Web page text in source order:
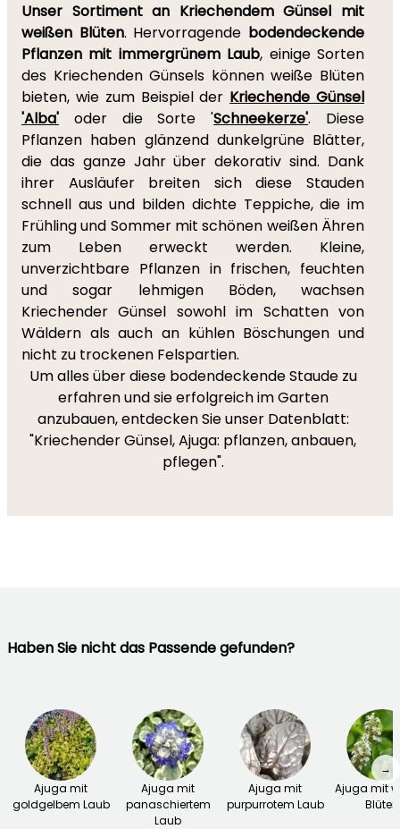
Unser Sortiment an Kriechendem Günsel mit
weißen Blüten. Hervorragende bodendeckende
Pflanzen mit immergrünem Laub, einige Sorten
des Kriechenden Günsels können weiße Blüten
bieten, wie zum Beispiel der Kriechende Günsel
'Alba' oder die Sorte 'Schneekerze'. Diese
Pflanzen haben glänzend dunkelgrüne Blätter,
die das ganze Jahr über dekorativ sind. Dank
ihrer Ausläufer breiten sich diese Stauden
schnell aus und bilden dichte Teppiche, die im
Frühling und Sommer mit schönen weißen Ähren
zum Leben erweckt werden. Kleine,
unverzichtbare Pflanzen in frischen, feuchten
und sogar lehmigen Böden, wachsen
Kriechender Günsel sowohl im Schatten von
Wäldern als auch an kühlen Böschungen und
nicht zu trockenen Felspartien.
Um alles über diese bodendeckende Staude zu
erfahren und sie erfolgreich im Garten
anzubauen, entdecken Sie unser Datenblatt:
"Kriechender Günsel, Ajuga: pflanzen, anbauen,
pflegen".
Haben Sie nicht das Passende gefunden?
Ajuga mit
goldgelbem Laub
Ajuga mit
panaschiertem
Laub
Ajuga mit
purpurrotem Laub
Ajuga mit
Blüten
→